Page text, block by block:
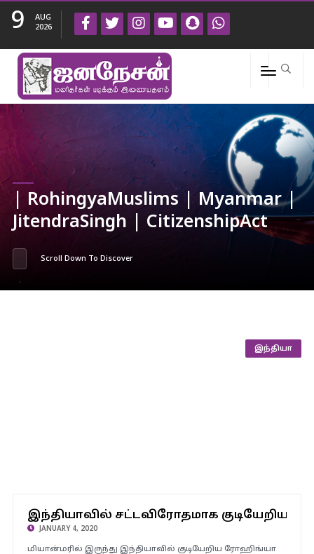
9
AUG
2026
| RohingyaMuslims | Myanmar |
JitendraSingh | CitizenshipAct
Scroll Down To Discover
இஸ்லாமியர்கள் வெளியேற்றப்படுவது தான் அடுத்த இலக்கு :
மத்திய அமைச்சர் ஜிந்தேந்திர சிங்
இந்தியா
இந்தியாவில் சட்டவிரோதமாக குடியேறிய
JANUARY 4, 2020
மியான்மரில் இருந்து இந்தியாவில் குடியேறிய ரோஹிங்யா